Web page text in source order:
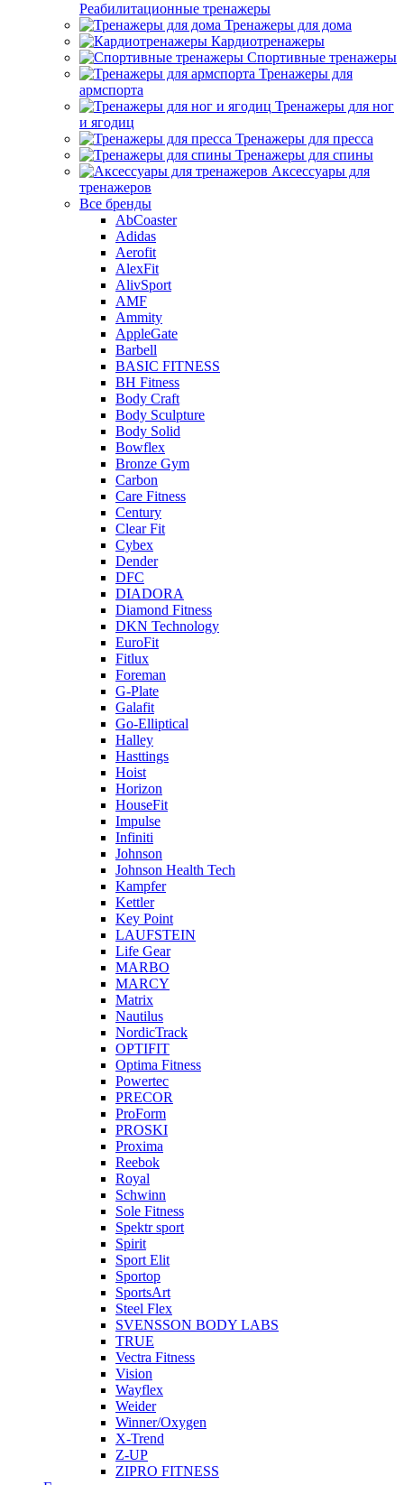
Реабилитационные тренажеры
Тренажеры для дома
Кардиотренажеры
Спортивные тренажеры
Тренажеры для
армспорта
Тренажеры для ног
и ягодиц
Тренажеры для пресса
Тренажеры для спины
Аксессуары для
тренажеров
Все бренды
AbCoaster
Adidas
Aerofit
AlexFit
AlivSport
AMF
Ammity
AppleGate
Barbell
BASIC FITNESS
BH Fitness
Body Craft
Body Sculpture
Body Solid
Bowflex
Bronze Gym
Carbon
Care Fitness
Century
Clear Fit
Cybex
Dender
DFC
DIADORA
Diamond Fitness
DKN Technology
EuroFit
Fitlux
Foreman
G-Plate
Galafit
Go-Elliptical
Halley
Hasttings
Hoist
Horizon
HouseFit
Impulse
Infiniti
Johnson
Johnson Health Tech
Kampfer
Kettler
Key Point
LAUFSTEIN
Life Gear
MARBO
MARCY
Matrix
Nautilus
NordicTrack
OPTIFIT
Optima Fitness
Powertec
PRECOR
ProForm
PROSKI
Proxima
Reebok
Royal
Schwinn
Sole Fitness
Spektr sport
Spirit
Sport Elit
Sportop
SportsArt
Steel Flex
SVENSSON BODY LABS
TRUE
Vectra Fitness
Vision
Wayflex
Weider
Winner/Oxygen
X-Trend
Z-UP
ZIPRO FITNESS